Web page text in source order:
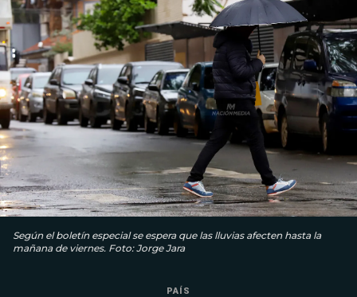
Según el boletín especial se espera que las lluvias afecten hasta la
mañana de viernes. Foto: Jorge Jara
PAÍS